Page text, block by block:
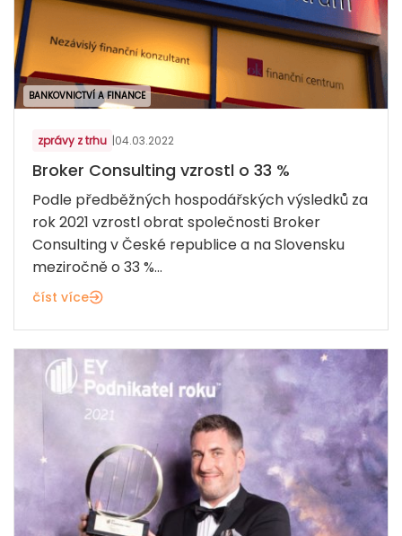
BANKOVNICTVÍ A FINANCE
zprávy z trhu |04.03.2022
Broker Consulting vzrostl o 33 %
Podle předběžných hospodářských výsledků za
rok 2021 vzrostl obrat společnosti Broker
Consulting v České republice a na Slovensku
meziročně o 33 %...
číst více